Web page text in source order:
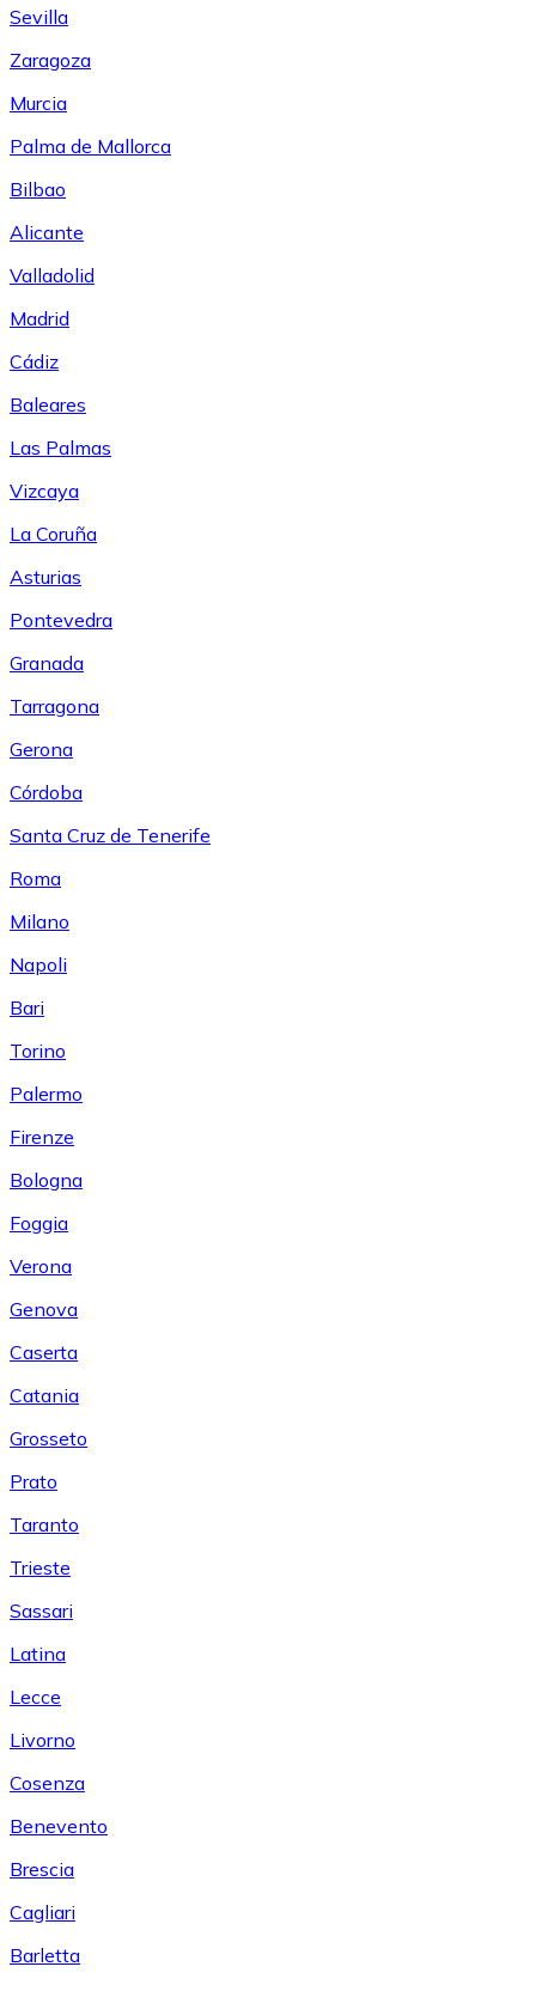
Sevilla
Zaragoza
Murcia
Palma de Mallorca
Bilbao
Alicante
Valladolid
Madrid
Cádiz
Baleares
Las Palmas
Vizcaya
La Coruña
Asturias
Pontevedra
Granada
Tarragona
Gerona
Córdoba
Santa Cruz de Tenerife
Roma
Milano
Napoli
Bari
Torino
Palermo
Firenze
Bologna
Foggia
Verona
Genova
Caserta
Catania
Grosseto
Prato
Taranto
Trieste
Sassari
Latina
Lecce
Livorno
Cosenza
Benevento
Brescia
Cagliari
Barletta